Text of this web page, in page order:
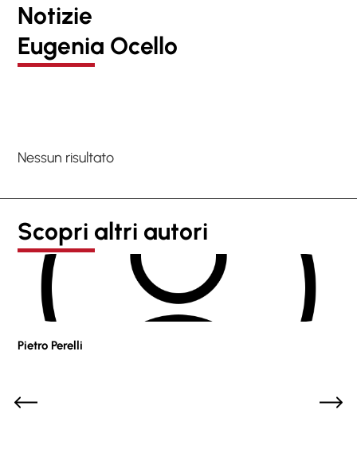
Notizie
Eugenia Ocello
Nessun risultato
Scopri altri autori
Pietro Perelli